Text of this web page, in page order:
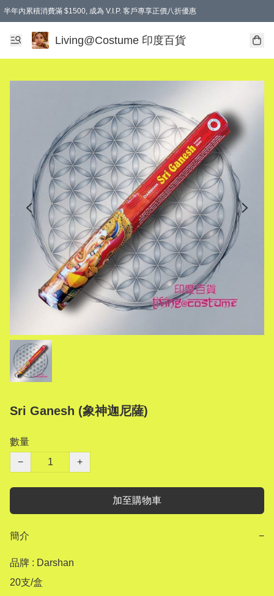
半年內累積消費滿 $1500, 成為 V.I.P. 客戶專享正價八折優惠
滿$600免本地運費
Living@Costume 印度百貨
Sri Ganesh (象神迦尼薩)
數量
−
+
加至購物車
簡介 −
品牌 : Darshan
20支/盒